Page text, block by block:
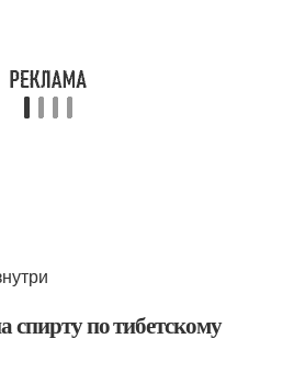
спирту по тибетскому